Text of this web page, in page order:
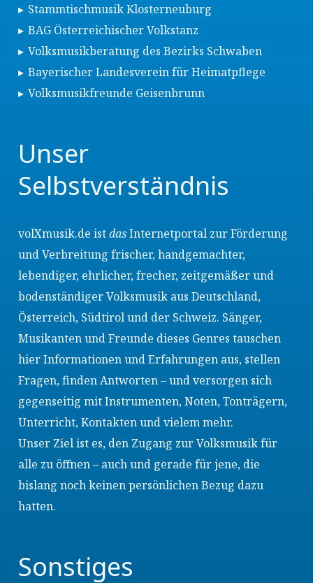
Stammtischmusik Klosterneuburg
BAG Österreichischer Volkstanz
Volksmusikberatung des Bezirks Schwaben
Bayerischer Landesverein für Heimatpflege
Volksmusikfreunde Geisenbrunn
Unser
Selbstverständnis
volXmusik.de istdasInternetportal zur Förderung
und Verbreitung frischer, handgemachter,
lebendiger, ehrlicher, frecher, zeitgemäßer und
bodenständiger Volksmusik aus Deutschland,
Österreich, Südtirol und der Schweiz. Sänger,
Musikanten und Freunde dieses Genres tauschen
hier Informationen und Erfahrungen aus, stellen
Fragen, finden Antworten – und versorgen sich
gegenseitig mit Instrumenten, Noten, Tonträgern,
Unterricht, Kontakten und vielem mehr.
Unser Ziel ist es, den Zugang zur Volksmusik für
alle zu öffnen – auch und gerade für jene, die
bislang noch keinen persönlichen Bezug dazu
hatten.
Sonstiges